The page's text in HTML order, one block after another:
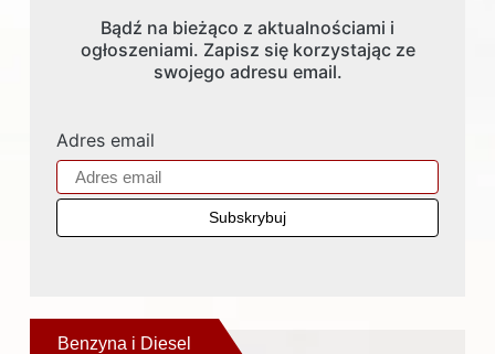
Bądź na bieżąco z aktualnościami i
ogłoszeniami. Zapisz się korzystając ze
swojego adresu email.
Adres email
Benzyna i Diesel